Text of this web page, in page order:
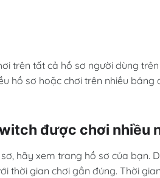
trên tất cả hồ sơ người dùng
hồ sơ hoặc chơi trên nhiều
được chơi nhiều
hãy xem trang hồ sơ của bạn.
thời gian chơi gần đúng. Thời